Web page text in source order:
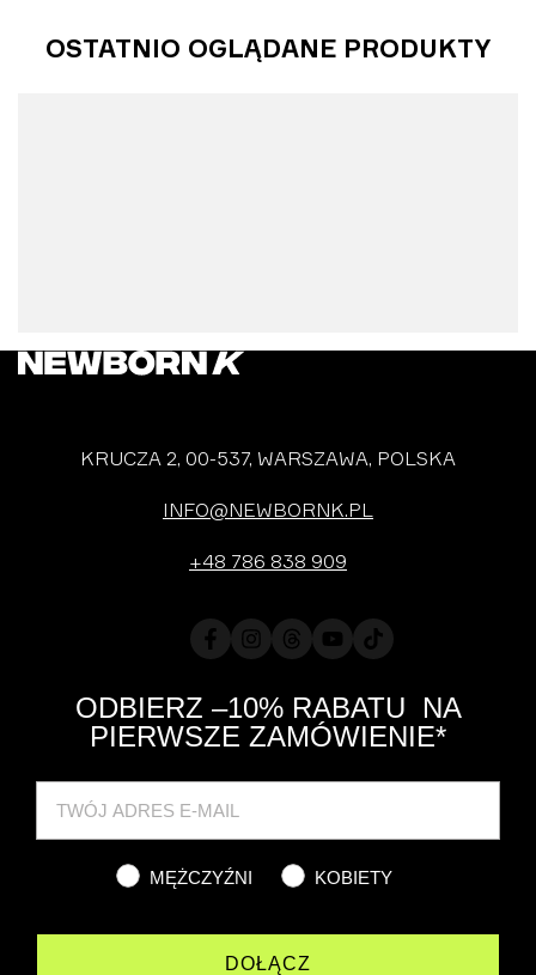
OSTATNIO OGLĄDANE PRODUKTY
KRUCZA 2, 00-537, WARSZAWA, POLSKA
INFO@NEWBORNK.PL
+48 786 838 909
FacebookInstagramTranslation
missing:
YouTubeTikTok
ODBIERZ –10% RABATU NA
PIERWSZE ZAMÓWIENIE*
Cat MĘŻCZYŹNI KOBIETY
DOŁĄCZ